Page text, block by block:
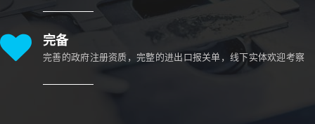
完备
完善的政府注册资质，完整的进出口报关单，线下实体欢迎考察